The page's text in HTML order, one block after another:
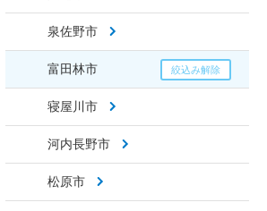
泉佐野市
富田林市
寝屋川市
河内長野市
松原市